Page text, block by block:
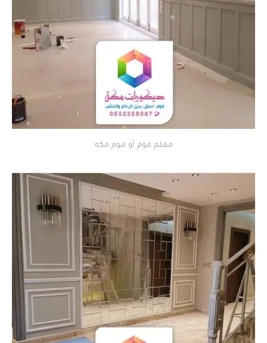
معلم فوم أو فوم مكه